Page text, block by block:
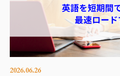
2026.06.26